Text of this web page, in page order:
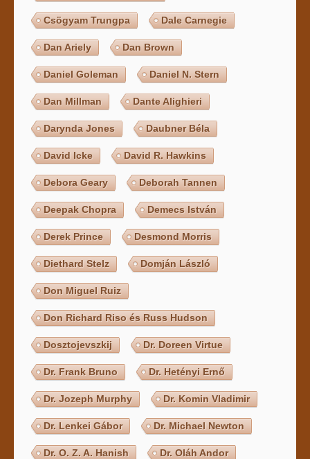
Csögyam Trungpa Dale Carnegie
Dan Ariely Dan Brown
Daniel Goleman Daniel N. Stern
Dan Millman Dante Alighieri
Darynda Jones Daubner Béla
David Icke David R. Hawkins
Debora Geary Deborah Tannen
Deepak Chopra Demecs István
Derek Prince Desmond Morris
Diethard Stelz Domján László
Don Miguel Ruiz
Don Richard Riso és Russ Hudson
Dosztojevszkij Dr. Doreen Virtue
Dr. Frank Bruno Dr. Hetényi Ernő
Dr. Jozeph Murphy Dr. Komin Vladimir
Dr. Lenkei Gábor Dr. Michael Newton
Dr. O. Z. A. Hanish Dr. Oláh Andor